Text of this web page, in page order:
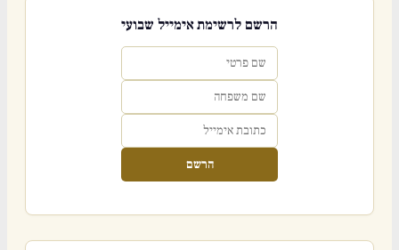
הרשם לרשימת אימייל שבועי
הרשם